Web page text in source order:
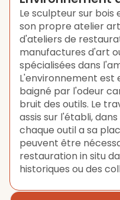
Le sculpteur sur
son propre atelier
d'ateliers de
manufactures d'art
spécialisées dans
L'environnement
baigné par l'odeur
bruit des outils. Le
assis sur l'établi,
chaque outil a sa
peuvent être
restauration in situ
historiques ou des